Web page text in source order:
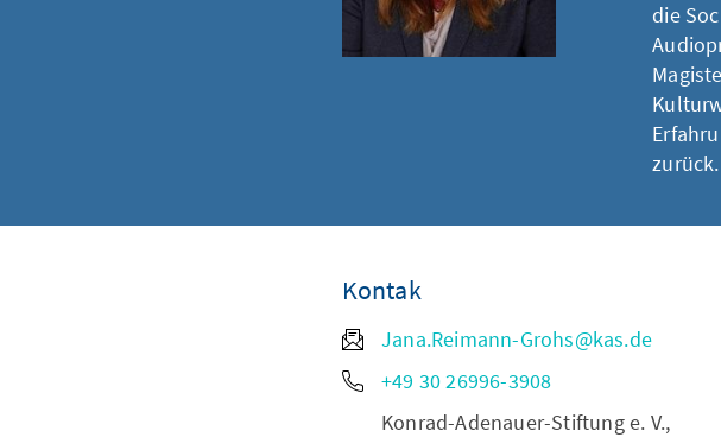
die
zurück.
Kontak
Jana.Reimann-Grohs@kas.de
+49 30 26996-3908
Konrad-Adenauer-Stiftung e. V.,